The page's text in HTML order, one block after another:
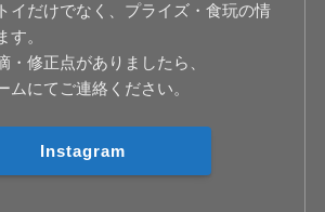
イだけでなく、プライズ・食玩の情
す。
・修正点がありましたら、
ムにてご連絡ください。
Instagram